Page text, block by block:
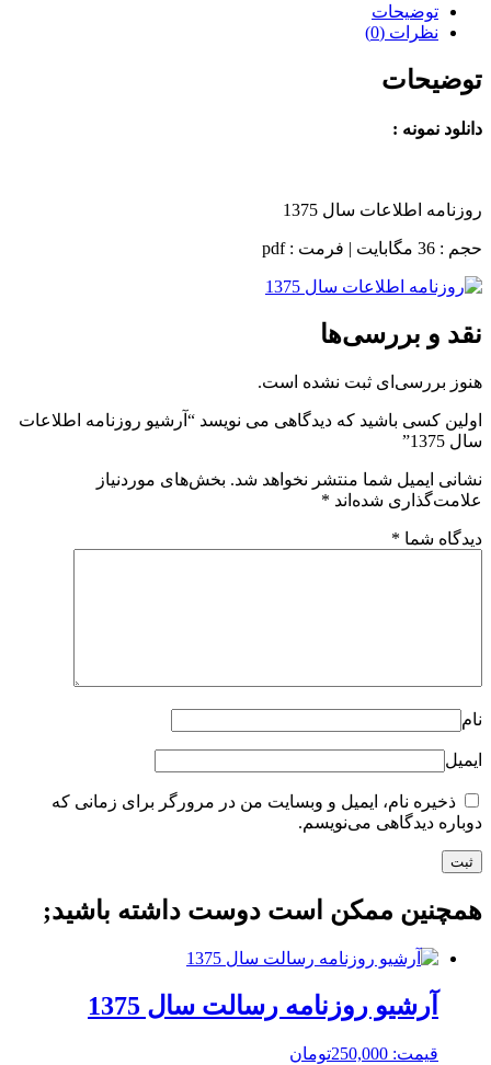
توضیحات
نظرات (0)
توضیحات
دانلود نمونه :
روزنامه اطلاعات سال 1375
حجم : 36 مگابایت | فرمت : pdf
نقد و بررسی‌ها
هنوز بررسی‌ای ثبت نشده است.
اولین کسی باشید که دیدگاهی می نویسد “آرشیو روزنامه اطلاعات
سال 1375”
نشانی ایمیل شما منتشر نخواهد شد. بخش‌های موردنیاز
علامت‌گذاری شده‌اند *
دیدگاه شما *
نام
ایمیل
ذخیره نام، ایمیل و وبسایت من در مرورگر برای زمانی که
دوباره دیدگاهی می‌نویسم.
همچنین ممکن است دوست داشته باشید;
آرشیو روزنامه رسالت سال 1375
قیمت: 250,000تومان